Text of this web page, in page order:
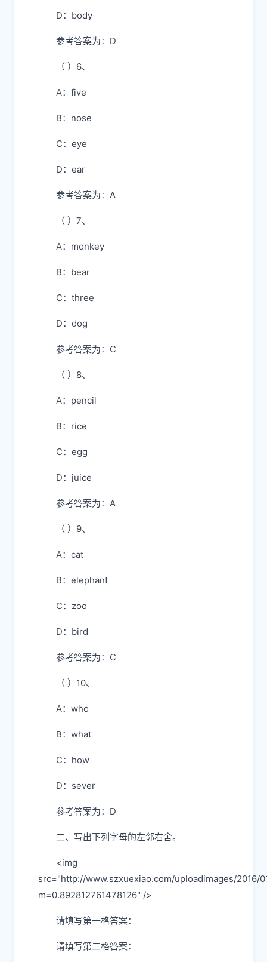
D：body
参考答案为：D
（ ）6、
A：five
B：nose
C：eye
D：ear
参考答案为：A
（ ）7、
A：monkey
B：bear
C：three
D：dog
参考答案为：C
（ ）8、
A：pencil
B：rice
C：egg
D：juice
参考答案为：A
（ ）9、
A：cat
B：elephant
C：zoo
D：bird
参考答案为：C
（ ）10、
A：who
B：what
C：how
D：sever
参考答案为：D
二、写出下列字母的左邻右舍。
<img
src="http://www.szxuexiao.com/uploadimages/2016/
m=0.892812761478126" />
请填写第一格答案：
请填写第二格答案：